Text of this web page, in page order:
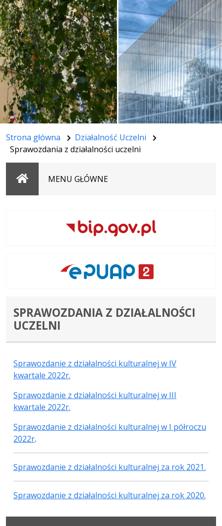
Strona główna
Działalność Uczelni
Sprawozdania z działalności uczelni
StronaMENU GŁÓWNE
SPRAWOZDANIA Z DZIAŁALNOŚCI
UCZELNI
Sprawozdanie z działalności kulturalnej w IV
kwartale 2022r.
Sprawozdanie z działalności kulturalnej w III
kwartale 2022r.
Sprawozdanie z działalności kulturalnej w I półroczu
2022r.
Sprawozdanie z działalności kulturalnej za rok 2021.
Sprawozdanie z działalności kulturalnej za rok 2020.